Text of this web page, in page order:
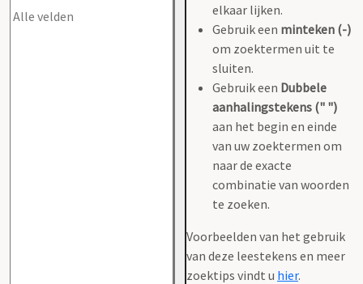
elkaar lijken.
Gebruik een minteken (-)
om zoektermen uit te
sluiten.
Gebruik een Dubbele
aanhalingstekens (" ")
aan het begin en einde
van uw zoektermen om
naar de exacte
combinatie van woorden
te zoeken.
Voorbeelden van het gebruik
van deze leestekens en meer
zoektips vindt u hier.